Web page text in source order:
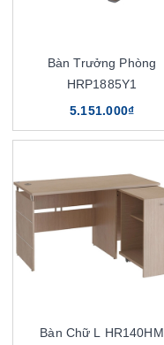
Bàn Trưởng Phòng
HRP1885Y1
5.151.000₫
Bàn Chữ L HR140HM